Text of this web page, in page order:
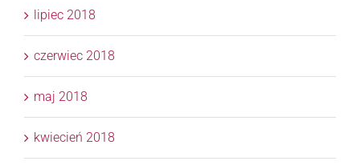
lipiec 2018
czerwiec 2018
maj 2018
kwiecień 2018